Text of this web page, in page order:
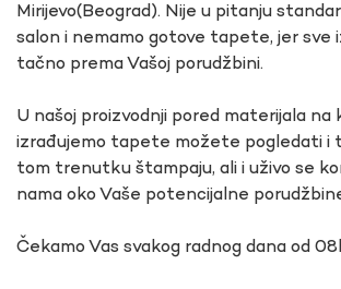
Mirijevo(Beograd). Nije u pitanju
salon i nemamo gotove tapete, jer sve
tačno prema Vašoj porudžbini.
U našoj proizvodnji pored materijala na
izrađujemo tapete možete pogledati i
tom trenutku štampaju, ali i uživo se
nama oko Vaše potencijalne
Čekamo Vas svakog radnog dana od